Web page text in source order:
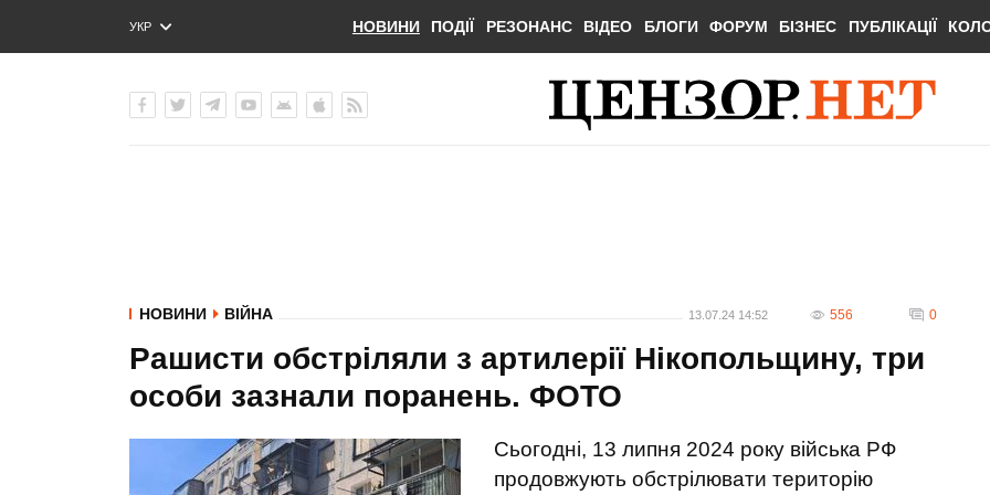
УКР
ENG
НОВИНИ ПОДІЇ РЕЗОНАНС ВІДЕО БЛОГИ ФОРУМ БІЗНЕС ПУБЛІКАЦІЇ
НОВИНИ ВІЙНА 13.07.24 14:52 556 0
Рашисти обстріляли з артилерії Нікопольщину, три
особи зазнали поранень. ФОТО
Сьогодні, 13 липня 2024 року війська РФ
продовжують обстрілювати територію